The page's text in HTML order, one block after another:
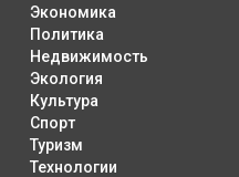
Экономика
Политика
Недвижимость
Экология
Культура
Спорт
Туризм
Технологии